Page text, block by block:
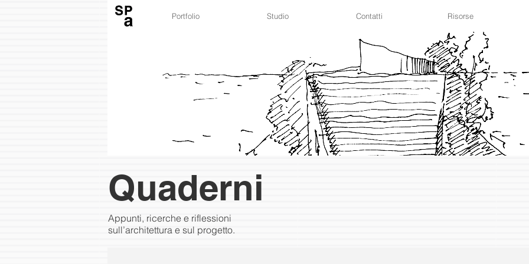
Portfolio Studio Contatti Risorse
Quaderni
Appunti, ricerche e riflessioni
sull’architettura e sul progetto.